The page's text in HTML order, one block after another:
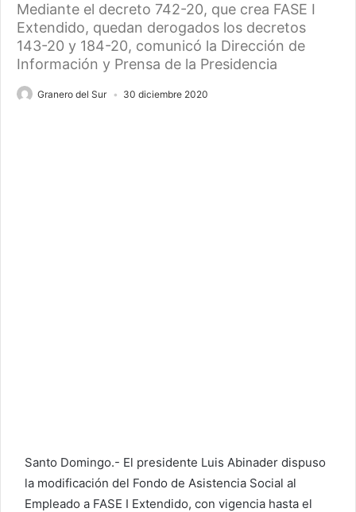
Mediante el decreto 742-20, que crea FASE I
Extendido, quedan derogados los decretos
143-20 y 184-20, comunicó la Dirección de
Información y Prensa de la Presidencia
Granero del Sur 30 diciembre 2020
Santo Domingo.- El presidente Luis Abinader dispuso
la modificación del Fondo de Asistencia Social al
Empleado a FASE I Extendido, con vigencia hasta el